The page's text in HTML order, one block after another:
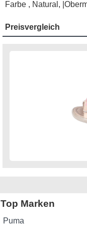
Farbe , Natural,
Preisvergleich
Top Marken
Puma